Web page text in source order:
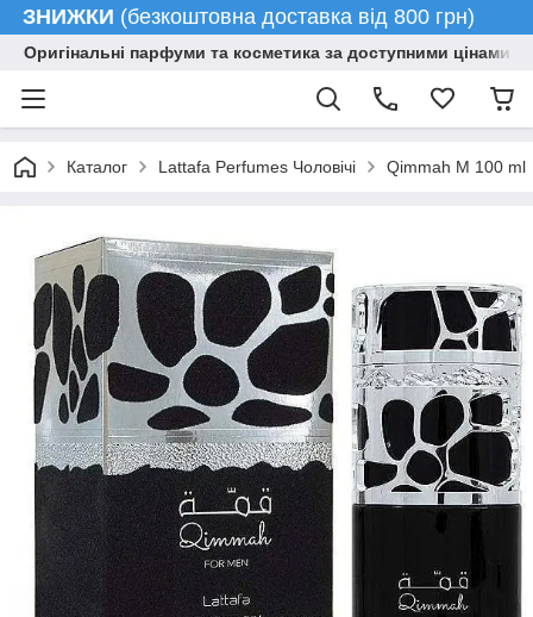
ЗНИЖКИ (безкоштовна доставка від 800 грн)
Оригінальні парфуми та косметика за доступними цінами
Каталог Lattafa Perfumes Чоловічі Qimmah M 100 ml